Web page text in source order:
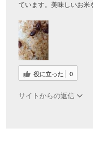
ています。美味しいお米
役に立った 0
サイトからの返信